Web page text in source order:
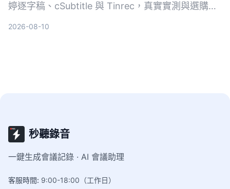
婷逐字稿、cSubtitle 與 Tinrec，真實實測與選購指
2026-08-10
秒聽錄音
一鍵生成會議記錄 · AI 會議助理
客服時間: 9:00-18:00（工作日）